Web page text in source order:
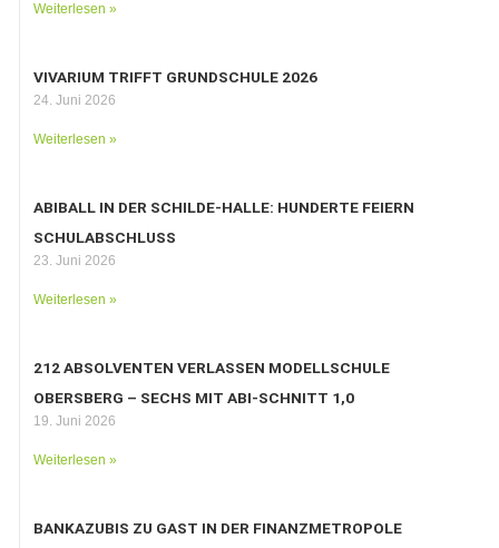
Weiterlesen »
VIVARIUM TRIFFT GRUNDSCHULE 2026
24. Juni 2026
Weiterlesen »
ABIBALL IN DER SCHILDE-HALLE: HUNDERTE FEIERN
SCHULABSCHLUSS
23. Juni 2026
Weiterlesen »
212 ABSOLVENTEN VERLASSEN MODELLSCHULE
OBERSBERG – SECHS MIT ABI-SCHNITT 1,0
19. Juni 2026
Weiterlesen »
BANKAZUBIS ZU GAST IN DER FINANZMETROPOLE